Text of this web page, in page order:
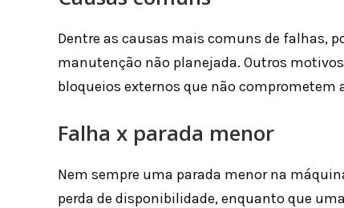
Dentre as causas mais comuns de falhas,
manutenção não planejada. Outros
bloqueios externos que não
Falha x parada menor
Nem sempre uma parada menor na
perda de disponibilidade, enquanto que